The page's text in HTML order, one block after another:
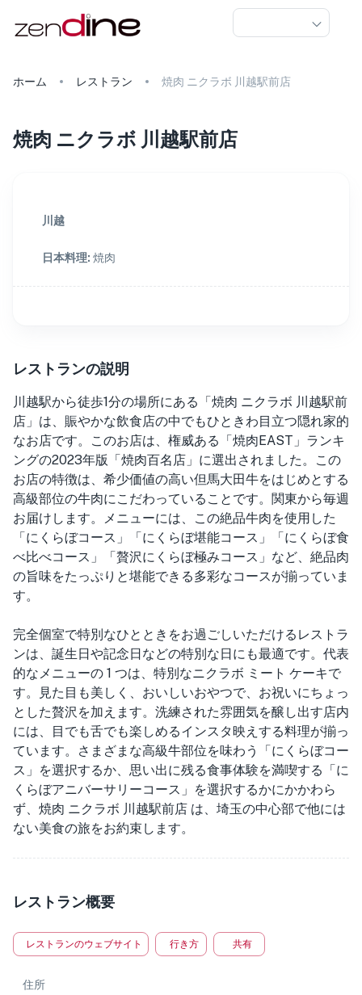
ホーム レストラン 焼肉 ニクラボ 川越駅前店
焼肉 ニクラボ 川越駅前店
川越
日本料理: 焼肉
レストランの説明
川越駅から徒歩1分の場所にある「焼肉 ニクラボ 川越駅前
店」は、賑やかな飲食店の中でもひときわ目立つ隠れ家的
なお店です。このお店は、権威ある「焼肉EAST」ランキ
ングの2023年版「焼肉百名店」に選出されました。この
お店の特徴は、希少価値の高い但馬大田牛をはじめとする
高級部位の牛肉にこだわっていることです。関東から毎週
お届けします。メニューには、この絶品牛肉を使用した
「にくらぼコース」「にくらぼ堪能コース」「にくらぼ食
べ比べコース」「贅沢にくらぼ極みコース」など、絶品肉
の旨味をたっぷりと堪能できる多彩なコースが揃っていま
す。
完全個室で特別なひとときをお過ごしいただけるレストラ
ンは、誕生日や記念日などの特別な日にも最適です。代表
的なメニューの 1 つは、特別なニクラボ ミート ケーキで
す。見た目も美しく、おいしいおやつで、お祝いにちょっ
とした贅沢を加えます。洗練された雰囲気を醸し出す店内
には、目でも舌でも楽しめるインスタ映えする料理が揃っ
ています。さまざまな高級牛部位を味わう「にくらぼコー
ス」を選択するか、思い出に残る食事体験を満喫する「に
くらぼアニバーサリーコース」を選択するかにかかわら
ず、焼肉 ニクラボ 川越駅前店 は、埼玉の中心部で他には
ない美食の旅をお約束します。
レストラン概要
レストランのウェブサイト 行き方 共有
住所